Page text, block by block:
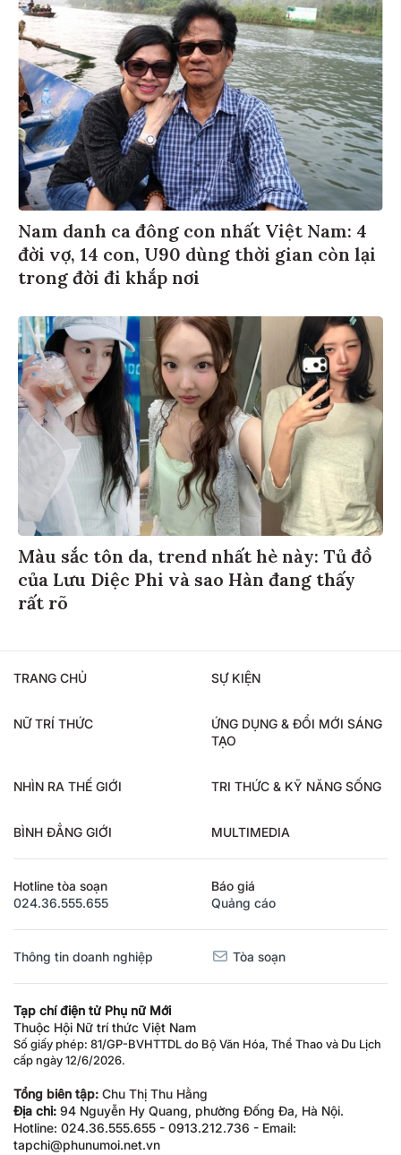
Nam danh ca đông con nhất Việt Nam: 4
đời vợ, 14 con, U90 dùng thời gian còn lại
trong đời đi khắp nơi
Màu sắc tôn da, trend nhất hè này: Tủ đồ
của Lưu Diệc Phi và sao Hàn đang thấy
rất rõ
TRANG CHỦ SỰ KIỆN
NỮ TRÍ THỨC
ỨNG DỤNG & ĐỔI MỚI SÁNG
TẠO
NHÌN RA THẾ GIỚI TRI THỨC & KỸ NĂNG SỐNG
BÌNH ĐẲNG GIỚI MULTIMEDIA
Hotline tòa soạn
024.36.555.655
Báo giá
Quảng cáo
Thông tin doanh nghiệp Tòa soạn
Tạp chí điện tử Phụ nữ Mới
Thuộc Hội Nữ trí thức Việt Nam
Số giấy phép: 81/GP-BVHTTDL do Bộ Văn Hóa, Thể Thao và Du Lịch
cấp ngày 12/6/2026.
Tổng biên tập: Chu Thị Thu Hằng
Địa chỉ: 94 Nguyễn Hy Quang, phường Đống Đa, Hà Nội.
Hotline: 024.36.555.655 - 0913.212.736 - Email:
tapchi@phunumoi.net.vn